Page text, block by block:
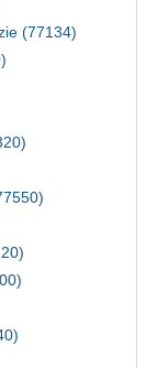
(77134)